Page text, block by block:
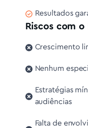
Resultados
Riscos com
Crescimento
Nenhum
Estratégias
audiências
Falta de